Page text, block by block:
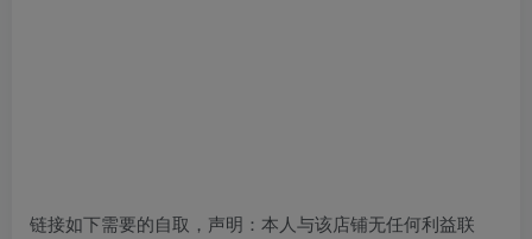
链接如下需要的自取，声明：本人与该店铺无任何利益联